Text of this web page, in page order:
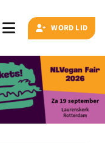
Toggle
Navigation
WORD LID